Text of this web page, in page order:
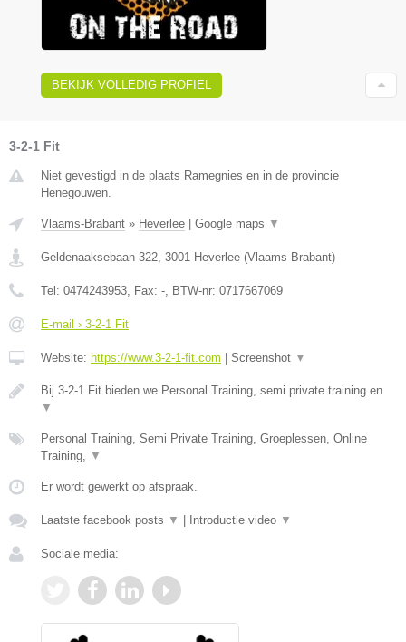
BEKIJK VOLLEDIG PROFIEL
3-2-1 Fit
Niet gevestigd in de plaats Ramegnies en in de provincie
Henegouwen.
Vlaams-Brabant » Heverlee Google maps ▼
Geldenaaksebaan 322, 3001 Heverlee (Vlaams-Brabant)
Tel: 0474243953, Fax: -, BTW-nr: 0717667069
E-mail › 3-2-1 Fit
Website: https://www.3-2-1-fit.com Screenshot ▼
Bij 3-2-1 Fit bieden we Personal Training, semi private training en
▼
Personal Training, Semi Private Training, Groeplessen, Online
Training, ▼
Er wordt gewerkt op afspraak.
Laatste facebook posts ▼ Introductie video ▼
Sociale media: